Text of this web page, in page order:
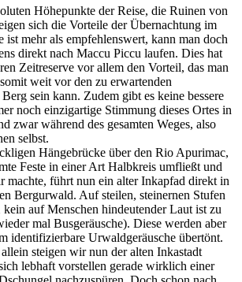
Höhepunkte der Reise, die Ruinen von
sich die Vorteile der Übernachtung im
ist mehr als empfehlenswert, kann man doch
direkt nach Maccu Piccu laufen. Dies hat
Zeitreserve vor allem den Vorteil, das man
weit vor den zu erwartenden
sein kann. Zudem gibt es keine bessere
noch einzigartige Stimmung dieses Ortes in
zwar während des gesamten Weges, also
selbst.
Hängebrücke über den Rio Apurimac,
Feste in einer Art Halbkreis umfließt und
machte, führt nun ein alter Inkapfad direkt in
Bergurwald. Auf steilen, steinernen Stufen
kein auf Menschen hindeutender Laut ist zu
mal Busgeräusche). Diese werden aber
identifizierbare Urwaldgeräusche übertönt.
steigen wir nun der alten Inkastadt
lebhaft vorstellen gerade wirklich einer